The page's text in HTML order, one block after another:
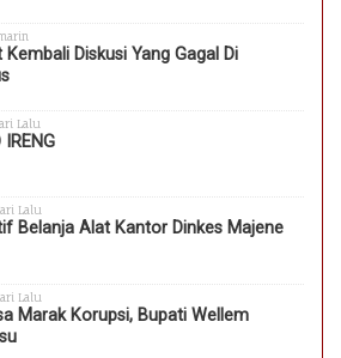
Kembali Diskusi Yang Gagal Di
Lalu
IRENG
Lalu
Belanja Alat Kantor Dinkes Majene
Lalu
Marak Korupsi, Bupati Wellem